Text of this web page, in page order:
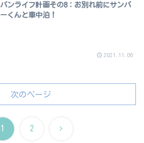
バンライフ計画その8：お別れ前にサンバ
ーくんと車中泊！
2021.11.06
次のページ
1 2 次